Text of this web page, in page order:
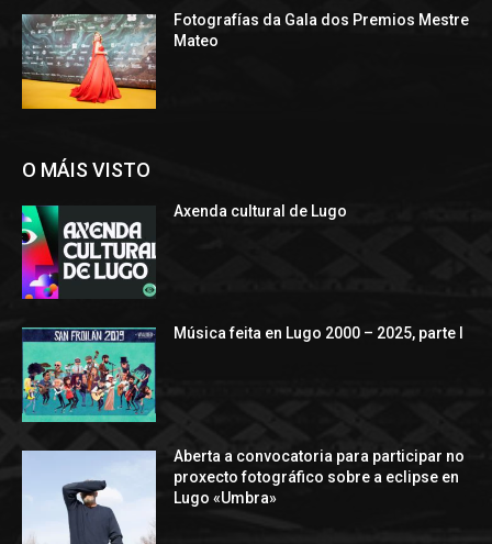
Fotografías da Gala dos Premios Mestre
Mateo
O MÁIS VISTO
Axenda cultural de Lugo
Música feita en Lugo 2000 – 2025, parte I
Aberta a convocatoria para participar no
proxecto fotográfico sobre a eclipse en
Lugo «Umbra»